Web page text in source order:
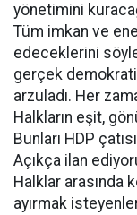
yönetimini
Tüm imkan ve
edeceklerini
gerçek
arzuladı. Her
Halkların eşit,
Bunları HDP
Açıkça ilan
Halklar arasında
ayırmak